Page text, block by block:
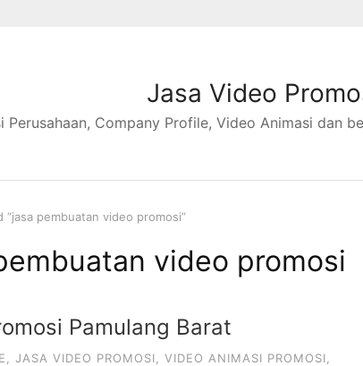
Jasa Video
Perusahaan, Company Profile, Video Animasi dan
“jasa pembuatan video promosi”
video promosi
Pamulang Barat
JASA VIDEO PROMOSI VIDEO ANIMASI PROMOSI